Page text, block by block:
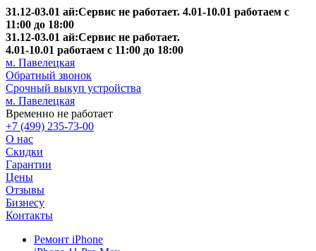
31.12-03.01 ай:Сервис не работает. 4.01-10.01 работаем с
11:00 до 18:00
31.12-03.01 ай:Сервис не работает.
4.01-10.01 работаем с 11:00 до 18:00
м. Павелецкая
Обратный звонок
Срочный выкуп устройства
м. Павелецкая
Временно не работает
+7 (499) 235-73-00
О нас
Скидки
Гарантии
Цены
Отзывы
Бизнесу
Контакты
Ремонт iPhone